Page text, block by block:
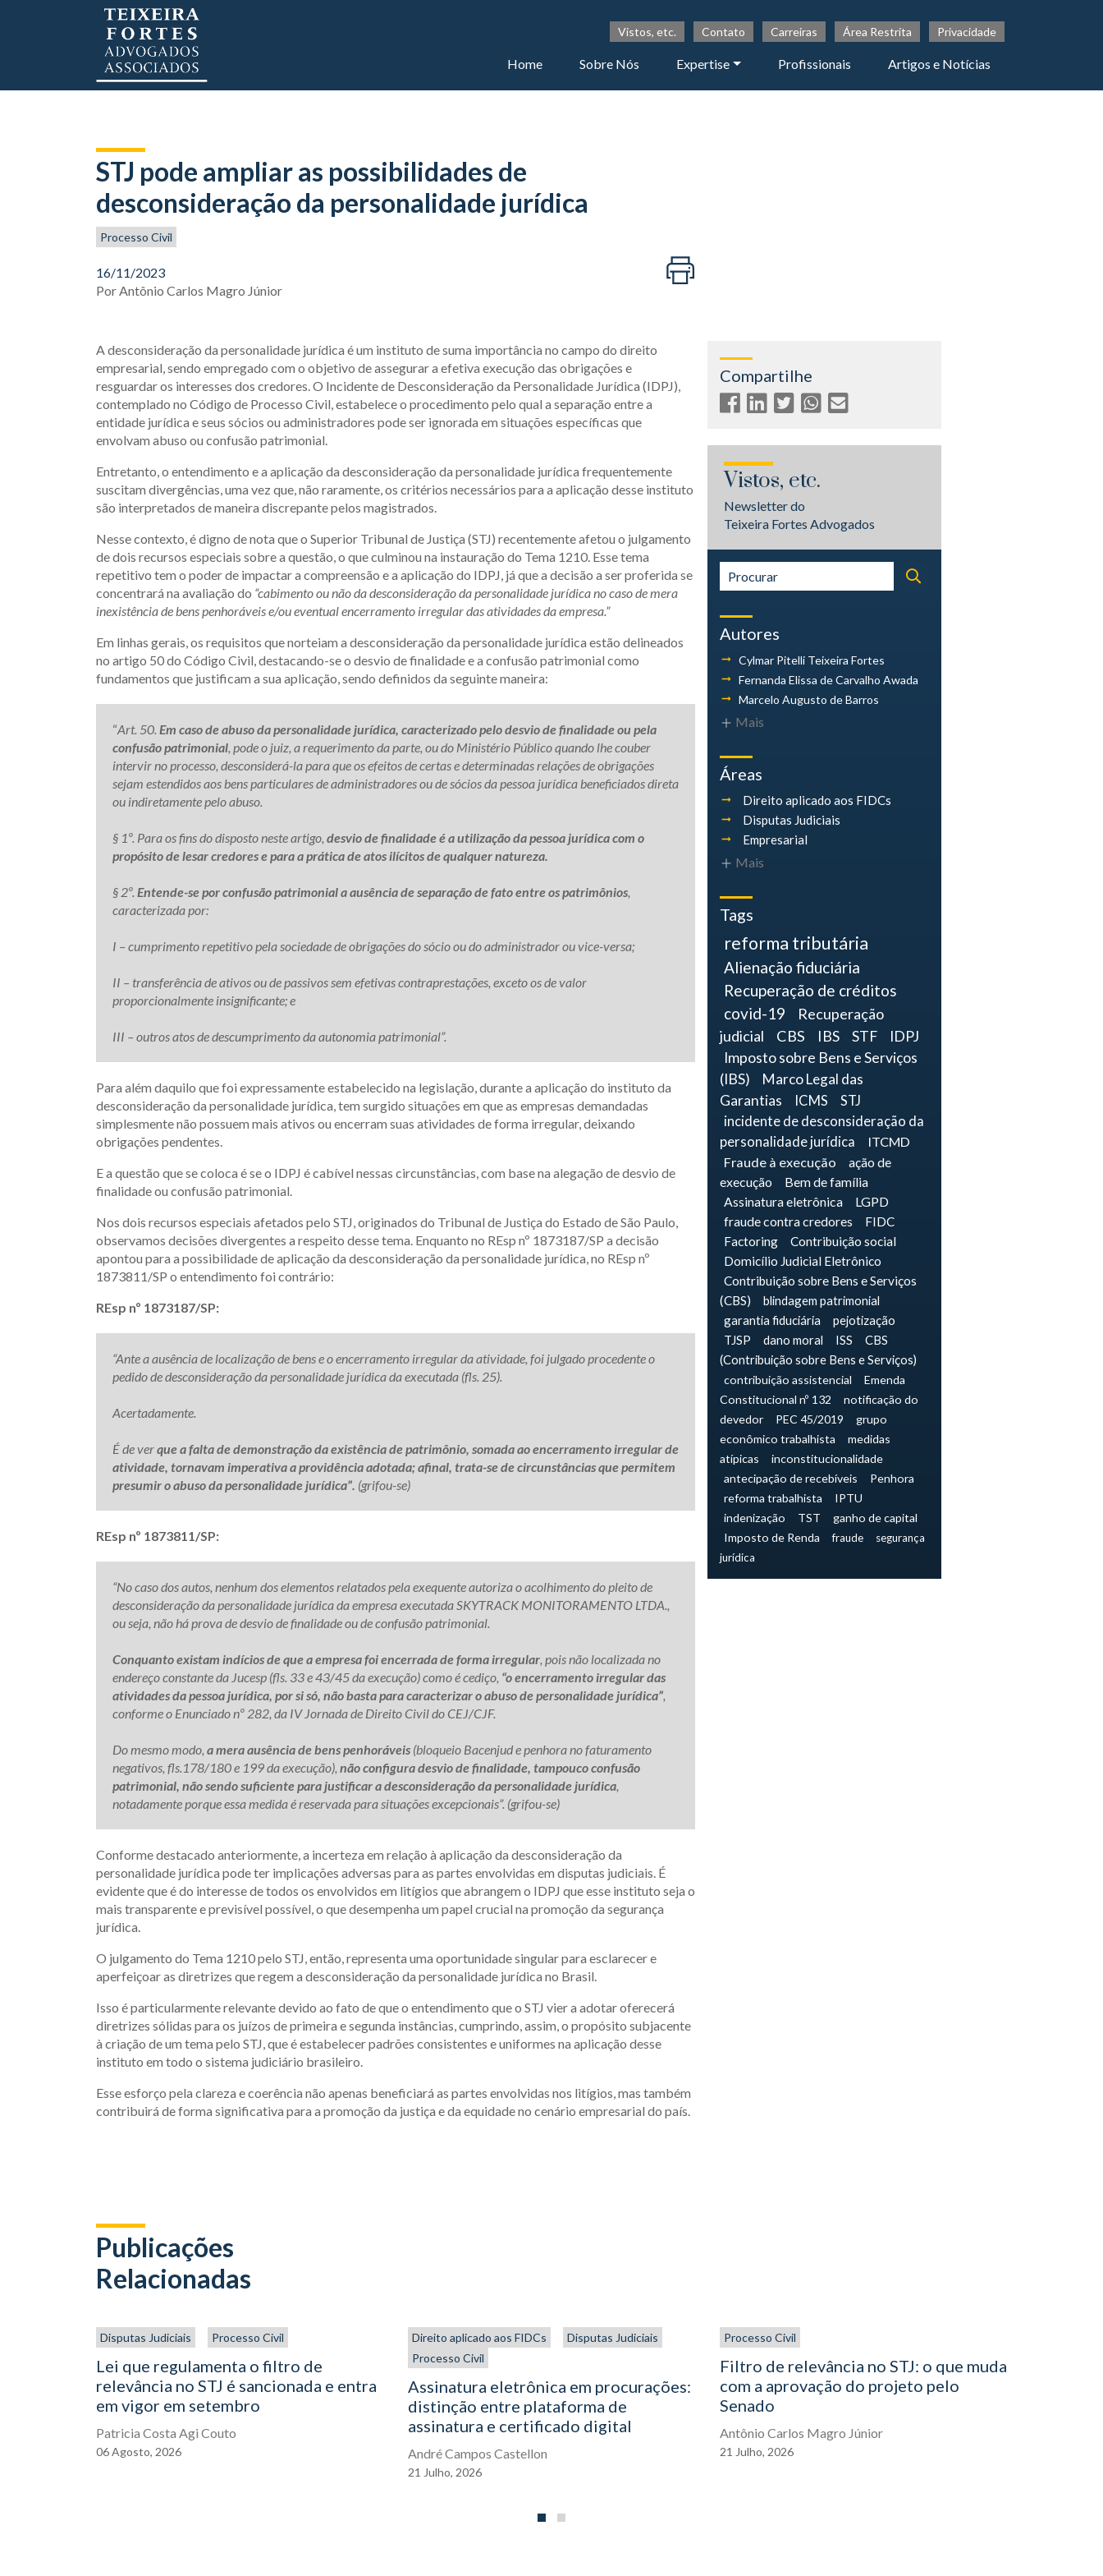
Vistos, etc. Contato Carreiras Área Restrita Privacidade
Home Sobre Nós Expertise Profissionais Artigos e Notícias
STJ pode ampliar as possibilidades de
desconsideração da personalidade jurídica
Processo Civil
16/11/2023
PorAntônio Carlos Magro Júnior
A desconsideração da personalidade jurídica é um instituto de suma importância no campo do direito
empresarial, sendo empregado com o objetivo de assegurar a efetiva execução das obrigações e
resguardar os interesses dos credores. O Incidente de Desconsideração da Personalidade Jurídica (IDPJ),
contemplado no Código de Processo Civil, estabelece o procedimento pelo qual a separação entre a
entidade jurídica e seus sócios ou administradores pode ser ignorada em situações específicas que
envolvam abuso ou confusão patrimonial.
Entretanto, o entendimento e a aplicação da desconsideração da personalidade jurídica frequentemente
suscitam divergências, uma vez que, não raramente, os critérios necessários para a aplicação desse instituto
são interpretados de maneira discrepante pelos magistrados.
Nesse contexto, é digno de nota que o Superior Tribunal de Justiça (STJ) recentemente afetou o julgamento
de dois recursos especiais sobre a questão, o que culminou na instauração do Tema 1210. Esse tema
repetitivo tem o poder de impactar a compreensão e a aplicação do IDPJ, já que a decisão a ser proferida se
concentrará na avaliação do “cabimento ou não da desconsideração da personalidade jurídica no caso de mera
inexistência de bens penhoráveis e/ou eventual encerramento irregular das atividades da empresa.”
Em linhas gerais, os requisitos que norteiam a desconsideração da personalidade jurídica estão delineados
no artigo 50 do Código Civil, destacando-se o desvio de finalidade e a confusão patrimonial como
fundamentos que justificam a sua aplicação, sendo definidos da seguinte maneira:
“Art. 50. Em caso de abuso da personalidade jurídica, caracterizado pelo desvio de finalidade ou pela
confusão patrimonial, pode o juiz, a requerimento da parte, ou do Ministério Público quando lhe couber
intervir no processo, desconsiderá-la para que os efeitos de certas e determinadas relações de obrigações
sejam estendidos aos bens particulares de administradores ou de sócios da pessoa jurídica beneficiados direta
ou indiretamente pelo abuso.
§ 1º. Para os fins do disposto neste artigo, desvio de finalidade é a utilização da pessoa jurídica com o
propósito de lesar credores e para a prática de atos ilícitos de qualquer natureza.
§ 2º. Entende-se por confusão patrimonial a ausência de separação de fato entre os patrimônios,
caracterizada por:
I – cumprimento repetitivo pela sociedade de obrigações do sócio ou do administrador ou vice-versa;
II – transferência de ativos ou de passivos sem efetivas contraprestações, exceto os de valor
proporcionalmente insignificante; e
III – outros atos de descumprimento da autonomia patrimonial”.
Para além daquilo que foi expressamente estabelecido na legislação, durante a aplicação do instituto da
desconsideração da personalidade jurídica, tem surgido situações em que as empresas demandadas
simplesmente não possuem mais ativos ou encerram suas atividades de forma irregular, deixando
obrigações pendentes.
E a questão que se coloca é se o IDPJ é cabível nessas circunstâncias, com base na alegação de desvio de
finalidade ou confusão patrimonial.
Nos dois recursos especiais afetados pelo STJ, originados do Tribunal de Justiça do Estado de São Paulo,
observamos decisões divergentes a respeito desse tema. Enquanto no REsp nº 1873187/SP a decisão
apontou para a possibilidade de aplicação da desconsideração da personalidade jurídica, no REsp nº
1873811/SP o entendimento foi contrário:
REsp nº 1873187/SP:
“Ante a ausência de localização de bens e o encerramento irregular da atividade, foi julgado procedente o
pedido de desconsideração da personalidade jurídica da executada (fls. 25).
Acertadamente.
É de verque a falta de demonstração da existência de patrimônio, somada ao encerramento irregular de
atividade, tornavam imperativa a providência adotada; afinal, trata-se de circunstâncias que permitem
presumir o abuso da personalidade jurídica”. (grifou-se)
REsp nº 1873811/SP:
“No caso dos autos, nenhum dos elementos relatados pela exequente autoriza o acolhimento do pleito de
desconsideração da personalidade jurídica da empresa executada SKYTRACK MONITORAMENTO LTDA.,
ou seja, não há prova de desvio de finalidade ou de confusão patrimonial.
Conquanto existam indícios de que a empresa foi encerrada de forma irregular, pois não localizada no
endereço constante da Jucesp (fls. 33 e 43/45 da execução) como é cediço, “o encerramento irregular das
atividades da pessoa jurídica, por si só, não basta para caracterizar o abuso de personalidade jurídica”,
conforme o Enunciado nº 282, da IV Jornada de Direito Civil do CEJ/CJF.
Do mesmo modo, a mera ausência de bens penhoráveis (bloqueio Bacenjud e penhora no faturamento
negativos, fls.178/180 e 199 da execução), não configura desvio de finalidade, tampouco confusão
patrimonial, não sendo suficiente para justificar a desconsideração da personalidade jurídica,
notadamente porque essa medida é reservada para situações excepcionais”. (grifou-se)
Conforme destacado anteriormente, a incerteza em relação à aplicação da desconsideração da
personalidade jurídica pode ter implicações adversas para as partes envolvidas em disputas judiciais. É
evidente que é do interesse de todos os envolvidos em litígios que abrangem o IDPJ que esse instituto seja o
mais transparente e previsível possível, o que desempenha um papel crucial na promoção da segurança
jurídica.
O julgamento do Tema 1210 pelo STJ, então, representa uma oportunidade singular para esclarecer e
aperfeiçoar as diretrizes que regem a desconsideração da personalidade jurídica no Brasil.
Isso é particularmente relevante devido ao fato de que o entendimento que o STJ vier a adotar oferecerá
diretrizes sólidas para os juízos de primeira e segunda instâncias, cumprindo, assim, o propósito subjacente
à criação de um tema pelo STJ, que é estabelecer padrões consistentes e uniformes na aplicação desse
instituto em todo o sistema judiciário brasileiro.
Esse esforço pela clareza e coerência não apenas beneficiará as partes envolvidas nos litígios, mas também
contribuirá de forma significativa para a promoção da justiça e da equidade no cenário empresarial do país.
Compartilhe
Vistos, etc.
Newsletter do
Teixeira Fortes Advogados
Autores
Cylmar Pitelli Teixeira Fortes
Fernanda Elissa de Carvalho Awada
Marcelo Augusto de Barros
Mais
Áreas
Direito aplicado aos FIDCs
Disputas Judiciais
Empresarial
Mais
Tags
reforma tributária
Alienação fiduciária
Recuperação de créditos
covid-19
Recuperação
judicial
CBS IBS STF
IDPJ
Imposto sobre Bens e Serviços
(IBS)
Marco Legal das
Garantias
ICMS
STJ
incidente de desconsideração da
personalidade jurídica
ITCMD
Fraude à execução
ação de
execução
Bem de família
Assinatura eletrônica
LGPD
fraude contra credores
FIDC
Factoring
Contribuição social
Domicílio Judicial Eletrônico
Contribuição sobre Bens e Serviços
(CBS)
blindagem patrimonial
garantia fiduciária
pejotização
TJSP
dano moral ISS
CBS
(Contribuição sobre Bens e Serviços)
contribuição assistencial
Emenda
Constitucional nº 132
notificação do
devedor
PEC 45/2019
grupo
econômico trabalhista
medidas
atípicas
inconstitucionalidade
antecipação de recebíveis
Penhora
reforma trabalhista
IPTU
indenização
TST
ganho de capital
Imposto de Renda
fraude
segurança
jurídica
Publicações
Relacionadas
Disputas Judiciais Processo Civil
Lei que regulamenta o filtro de
relevância no STJ é sancionada e entra
em vigor em setembro
Patricia Costa Agi Couto
06Agosto, 2026
Direito aplicado aos FIDCs
Disputas Judiciais
Processo Civil
Assinatura eletrônica em procurações:
distinção entre plataforma de
assinatura e certificado digital
André Campos Castellon
21 Julho, 2026
Processo Civil
Filtro de relevância no STJ: o que muda
com a aprovação do projeto pelo
Senado
Antônio Carlos Magro Júnior
21 Julho, 2026